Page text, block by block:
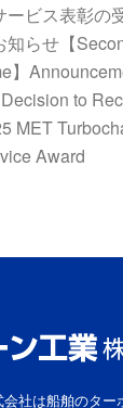
ービス表彰の
知らせ【
】
to
MET
Award
社は船舶のター